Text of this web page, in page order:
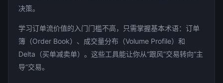
决策。
学习订单流价值的入门门槛不高，只需掌握基本术语：订单
簿（Order Book）、成交量分布（Volume Profile）和
Delta（买单减卖单）。这些工具能让你从“跟风”交易转向“主
导”交易。